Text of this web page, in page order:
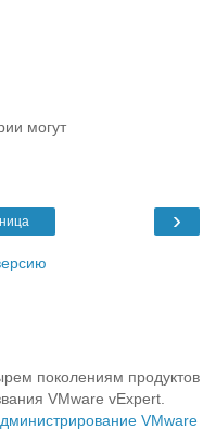
могут
›
поколениям продуктов
VMware vExpert.
VMware